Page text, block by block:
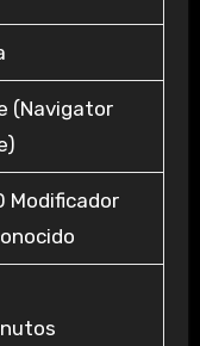
(Navigator
Modificador